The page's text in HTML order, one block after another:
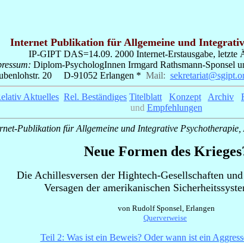
Internet Publikation für Allgemeine und
IP-GIPT DAS=14.09. 2000 Internet-Erstausgabe, letzte
Diplom-PsychologInnen Irmgard Rathsmann-Sponsel
20 D-91052 Erlangen * Mail:
Aktuelles Rel. Beständiges Titelblatt Konzept Archiv
und Empfehlungen
Publikation für Allgemeine und Integrative Psychotherapie,
Neue Formen des
Die Achillesversen der Hightech-Gesellschaften
Versagen der amerikanischen
von Rudolf Sponsel, Erlangen
Querverweise
Teil 2: Was ist ein Beweis? Oder wann ist ein